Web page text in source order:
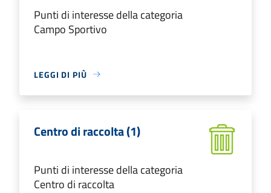
Punti di interesse della categoria
Campo Sportivo
LEGGI DI PIÙ
Centro di raccolta (1)
Punti di interesse della categoria
Centro di raccolta